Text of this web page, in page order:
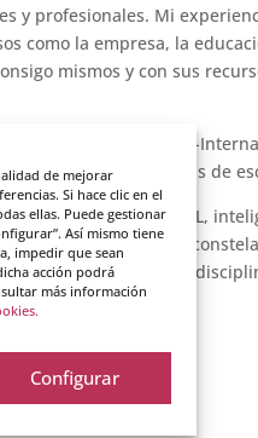
de mejorar
Si hace clic en el
ellas. Puede gestionar
Así mismo tiene
impedir que sean
acción podrá
más información
Configurar
y profesionales. Mi
como la empresa, la
mismos y con sus
CPS por ASESCO y OCC-
Internacional, además de
y de equipos, en PNL,
eneagrama,
acelerado, entre otras